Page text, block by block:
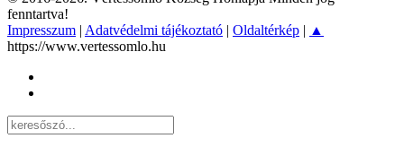
fenntartva!
Impresszum | Adatvédelmi tájékoztató | Oldaltérkép | ▲
https://www.vertessomlo.hu